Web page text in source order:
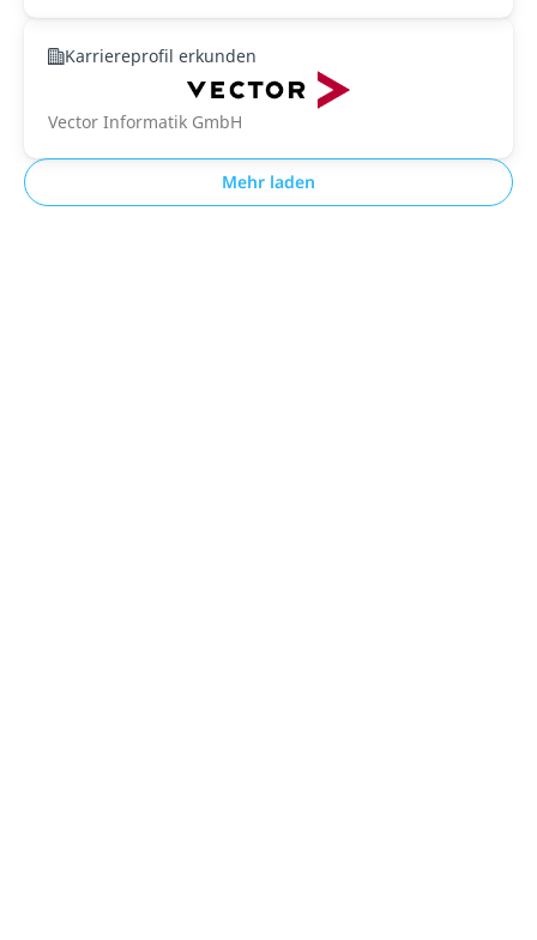
Karriereprofil erkunden
Vector Informatik GmbH
Mehr laden